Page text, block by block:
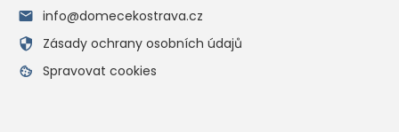
info@domecekostrava.cz
Zásady ochrany osobních údajů
Spravovat cookies